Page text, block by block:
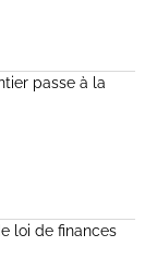
passe à la
loi de finances